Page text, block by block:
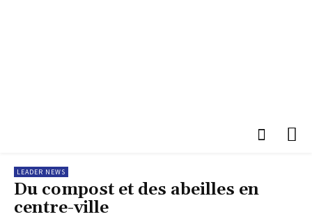
LEADER NEWS
Du compost et des abeilles en
centre-ville